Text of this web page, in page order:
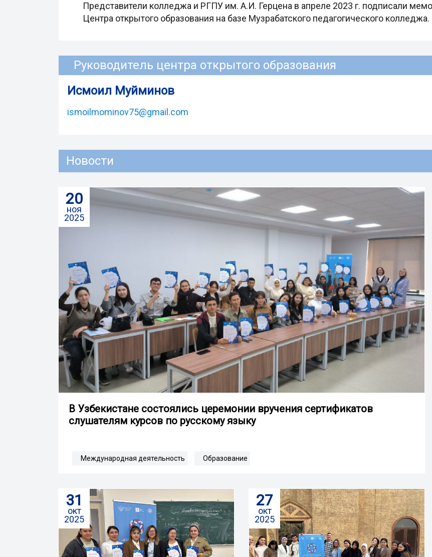
Представители колледжа и РГПУ им. А.И. Герцена в апреле 2023 г. подписали
Центра открытого образования на базе Музрабатского педагогического колледжа.
Руководитель центра открытого образования
Исмоил Муйминов
ismoilmominov75@gmail.com
Новости
20
ноя
2025
В Узбекистане состоялись церемонии вручения сертификатов
слушателям курсов по русскому языку
Международная деятельность Образование
31
окт
2025
27
окт
2025